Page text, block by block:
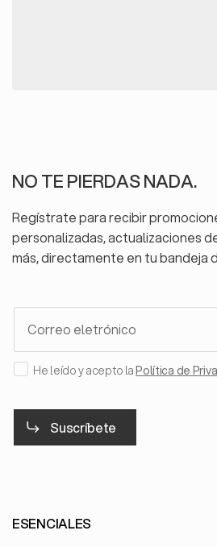
NO TE PIERDAS NADA.
Regístrate para recibir
personalizadas, actualizaciones
más, directamente en tu bandeja
He leído y acepto laPolítica de
Suscríbete
ESENCIALES